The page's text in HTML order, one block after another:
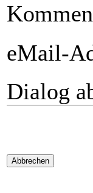
eMail-
Dialog
Abbrechen